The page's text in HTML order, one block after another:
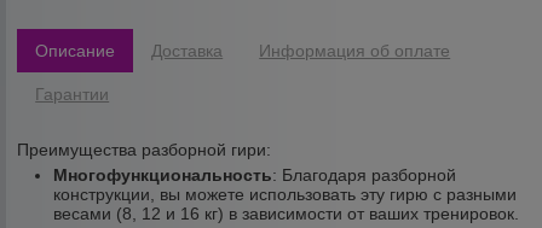
Описание Доставка Информация об оплате
Гарантии
Преимущества разборной гири:
Многофункциональность: Благодаря разборной
конструкции, вы можете использовать эту гирю с разными
весами (8, 12 и 16 кг) в зависимости от ваших тренировок.